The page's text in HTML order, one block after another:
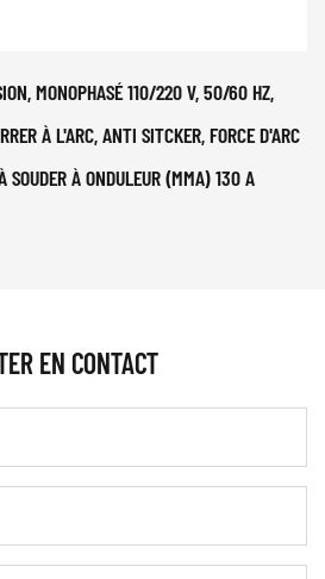
MONOPHASÉ 110/220 V, 50/60 HZ,
À L'ARC, ANTI SITCKER, FORCE D'ARC
SOUDER À ONDULEUR (MMA) 130 A
EN CONTACT